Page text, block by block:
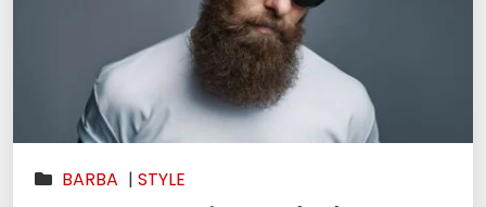
BARBA | STYLE